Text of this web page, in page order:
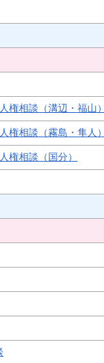
権相談（溝辺・福山
権相談（霧島・隼人
権相談（国分）